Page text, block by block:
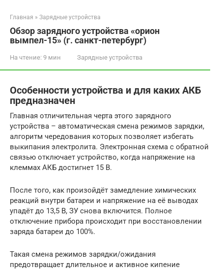
Главная » Зарядные устройства
Обзор зарядного устройства «орион
вымпел-15» (г. санкт-петербург)
На чтение: 9 мин Зарядные устройства
Особенности устройства и для каких АКБ
предназначен
Главная отличительная черта этого зарядного
устройства – автоматическая смена режимов зарядки,
алгоритм чередования которых позволяет избегать
выкипания электролита. Электронная схема с обратной
связью отключает устройство, когда напряжение на
клеммах АКБ достигнет 15 В.
После того, как произойдёт замедление химических
реакций внутри батареи и напряжение на её выводах
упадёт до 13,5 В, ЗУ снова включится. Полное
отключение прибора происходит при восстановлении
заряда батареи до 100%.
Такая смена режимов зарядки/ожидания
предотвращает длительное и активное кипение